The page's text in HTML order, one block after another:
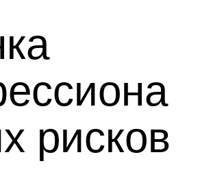
рисков